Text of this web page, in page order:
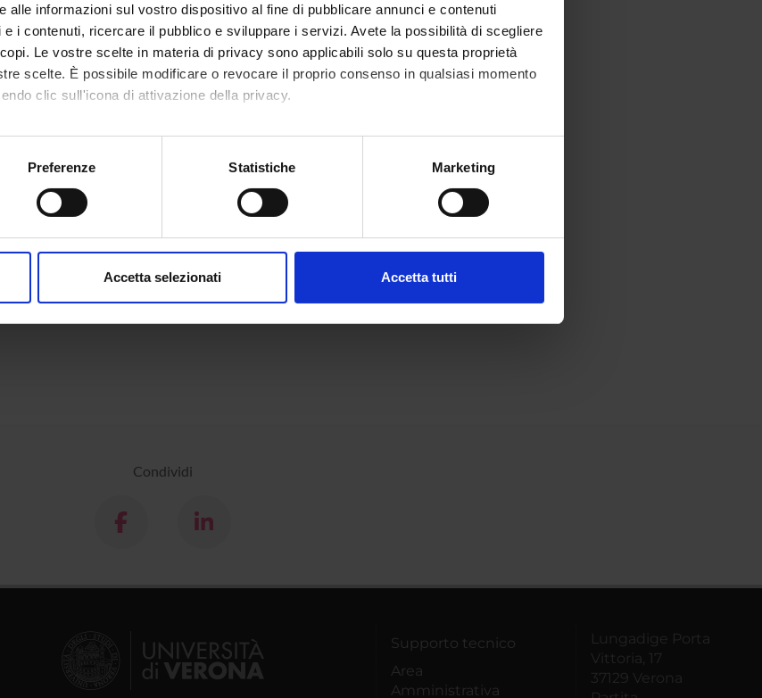
alle informazioni sul vostro dispositivo al fine di pubblicare annunci e contenuti
i contenuti, ricercare il pubblico e sviluppare i servizi. Avete la possibilità di scegliere
Le vostre scelte in materia di privacy sono applicabili solo su questa proprietà
scelte. È possibile modificare o revocare il proprio consenso in qualsiasi momento
clic sull'icona di attivazione della privacy.
tua posizione geografica, con un'approssimazione di qualche metro,
qualsiasi momento dalla Dichiarazione sui cookie.
Preferenze Statistiche Marketing
Accetta selezionati Accetta tutti
Condividi
Supporto tecnico
Area
Amministrativa
Lungadige Porta
Vittoria, 17
37129 Verona